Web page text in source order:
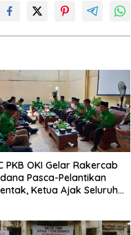
PKB OKI Gelar Rakercab
Pasca-Pelantikan
Ketua Ajak Seluruh